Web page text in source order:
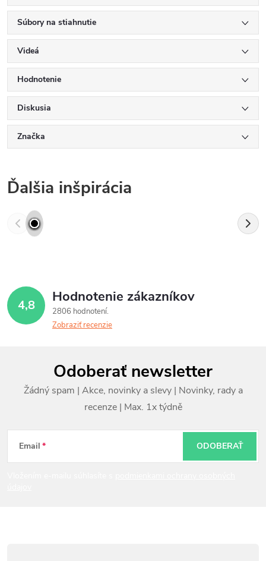
Súbory na stiahnutie
Videá
Hodnotenie
Diskusia
Značka
Ďalšia inšpirácia
4,8 Hodnotenie zákazníkov
2806 hodnotení
Zobraziť recenzie
ä
Odoberať newsletter
Email ODOBERAŤ